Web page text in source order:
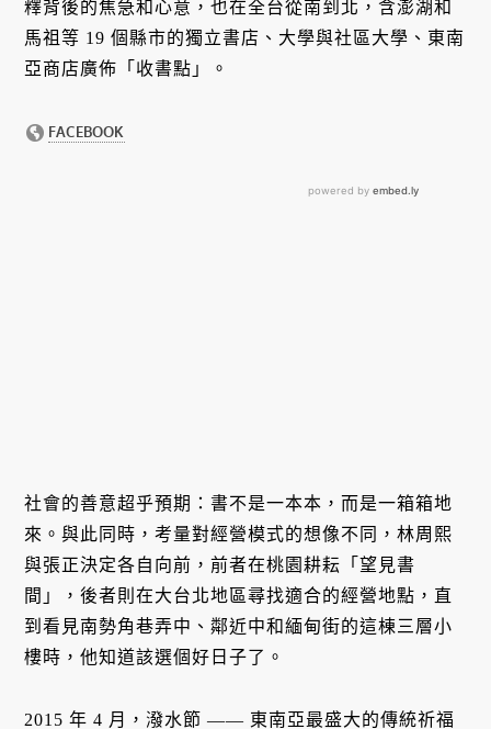
釋背後的焦急和心意，也在全台從南到北，含澎湖和
馬祖等 19 個縣市的獨立書店、大學與社區大學、東南
亞商店廣佈「收書點」。
社會的善意超乎預期：書不是一本本，而是一箱箱地
來。與此同時，考量對經營模式的想像不同，林周熙
與張正決定各自向前，前者在桃園耕耘「望見書
間」，後者則在大台北地區尋找適合的經營地點，直
到看見南勢角巷弄中、鄰近中和緬甸街的這棟三層小
樓時，他知道該選個好日子了。
2015 年 4 月，潑水節 —— 東南亞最盛大的傳統祈福